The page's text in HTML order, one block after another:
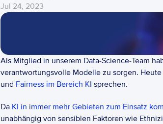
Jul 24, 2023
Als Mitglied in unserem Data-Science-Team
verantwortungsvolle Modelle zu sorgen.
und Fairness im Bereich KI sprechen.
Da KI in immer mehr Gebieten zum Einsatz
unabhängig von sensiblen Faktoren wie